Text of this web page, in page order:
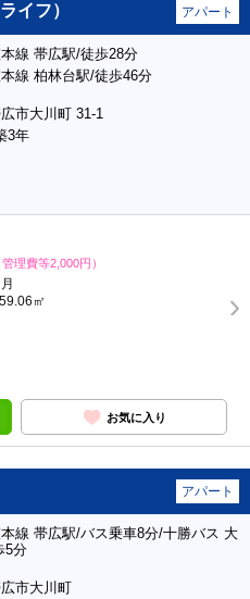
イフ） アパート
本線 帯広駅/徒歩28分
本線 柏林台駅/徒歩46分
市大川町 31-1
3年
管理費等2,000円）
㎡
お気に入り
アパート
本線 帯広駅/バス乗車8分/十勝バス 大
5分
市大川町